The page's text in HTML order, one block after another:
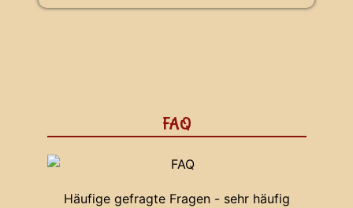
FAQ
Häufige gefragte Fragen - sehr häufig